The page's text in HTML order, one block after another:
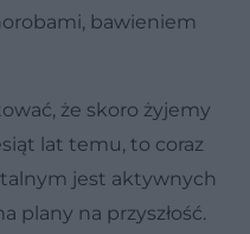
bawieniem
że skoro żyjemy
lat temu, to coraz
jest aktywnych
plany na przyszłość.